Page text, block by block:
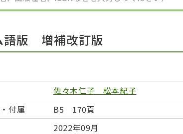
作文
試験対策
日本留学試験対策
定期刊行物
語辞典
ロシア語辞典
用語辞典 比較文化辞典
言語学
アカデミック・スキル
版 増補改訂版
佐々木仁子 松本紀子
付属
B5 170頁
2022年09月